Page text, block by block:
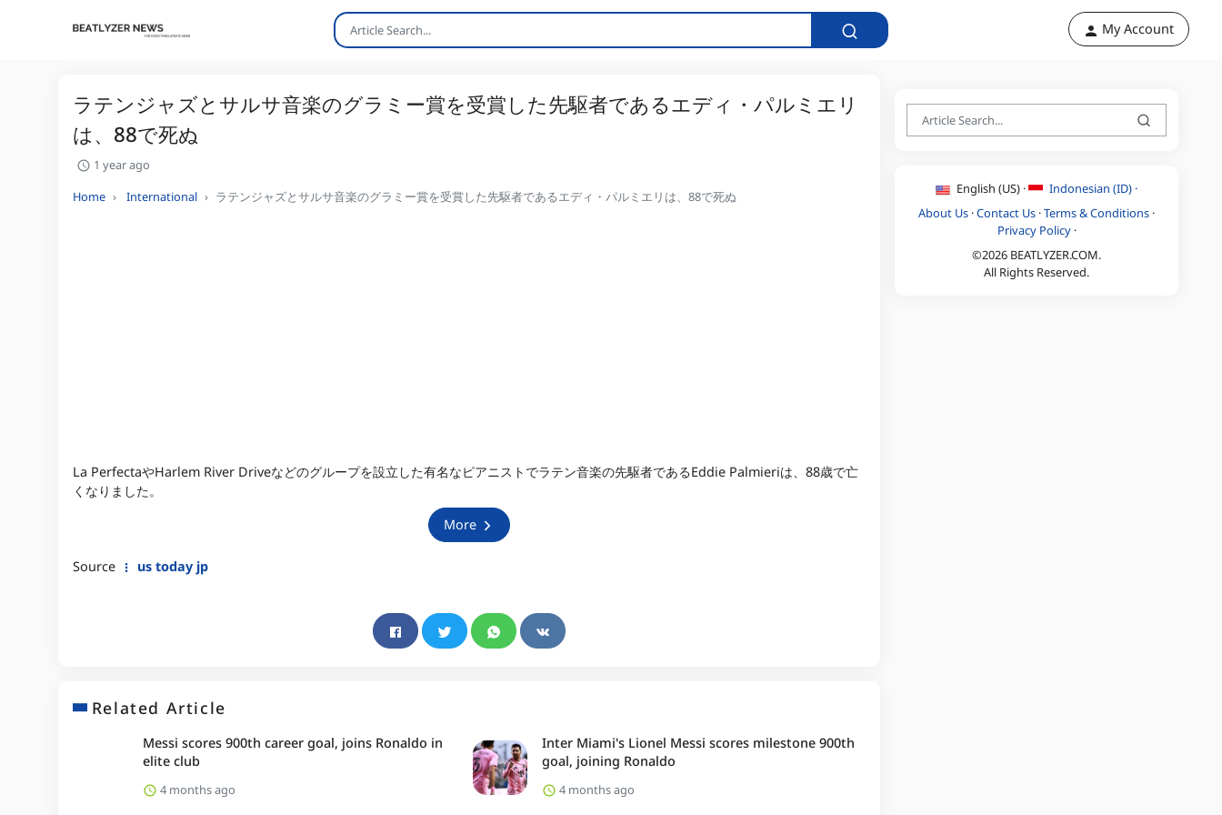
My Account
ラテンジャズとサルサ音楽のグラミー賞を受賞した先駆者であるエディ・パルミエリ
は、88で死ぬ
1 year ago
Home
International ラテンジャズとサルサ音楽のグラミー賞を受賞した先駆者であるエディ・パルミエリは、88で死ぬ
La PerfectaやHarlem River Driveなどのグループを設立した有名なピアニストでラテン音楽の先駆者であるEddie Palmieriは、88歳で亡
くなりました。
More
Source us today jp
Related Article
Messi scores 900th career goal, joins Ronaldo in
elite club
4 months ago
Inter Miami's Lionel Messi scores milestone 900th
goal, joining Ronaldo
4 months ago
English (US) ·
Indonesian (ID) ·
About Us ·Contact Us ·Terms & Conditions ·
Privacy Policy·
©2026 BEATLYZER.COM.
All Rights Reserved.